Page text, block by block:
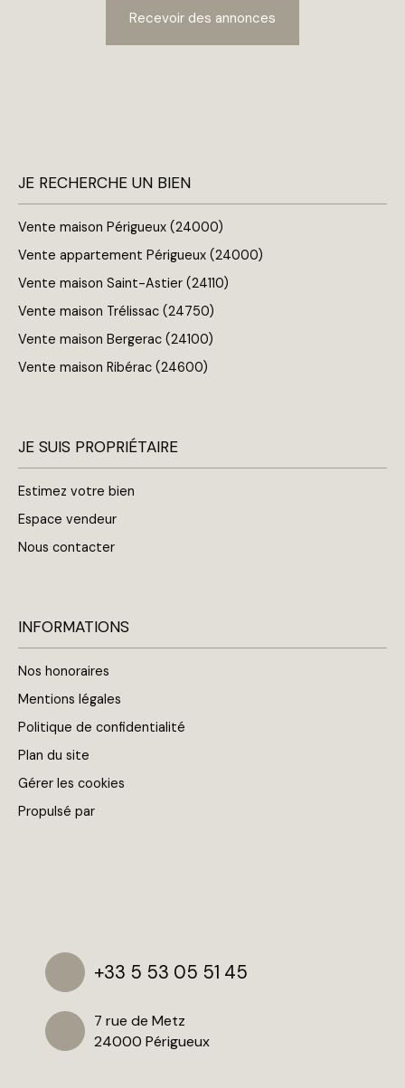
Recevoir des annonces
JE RECHERCHE UN BIEN
Vente maison Périgueux (24000)
Vente appartement Périgueux (24000)
Vente maison Saint-Astier (24110)
Vente maison Trélissac (24750)
Vente maison Bergerac (24100)
Vente maison Ribérac (24600)
JE SUIS PROPRIÉTAIRE
Estimez votre bien
Espace vendeur
Nous contacter
INFORMATIONS
Nos honoraires
Mentions légales
Politique de confidentialité
Plan du site
Gérer les cookies
Propulsé par
+33 5 53 05 51 45
7 rue de Metz
24000 Périgueux